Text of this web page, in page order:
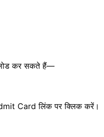
कर सकते हैं—
Card लिंक पर क्लिक करें।